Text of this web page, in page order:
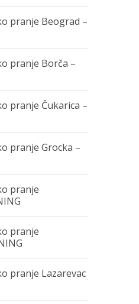
pranje Beograd –
pranje Borča –
pranje Čukarica –
pranje Grocka –
pranje
pranje
pranje Lazarevac